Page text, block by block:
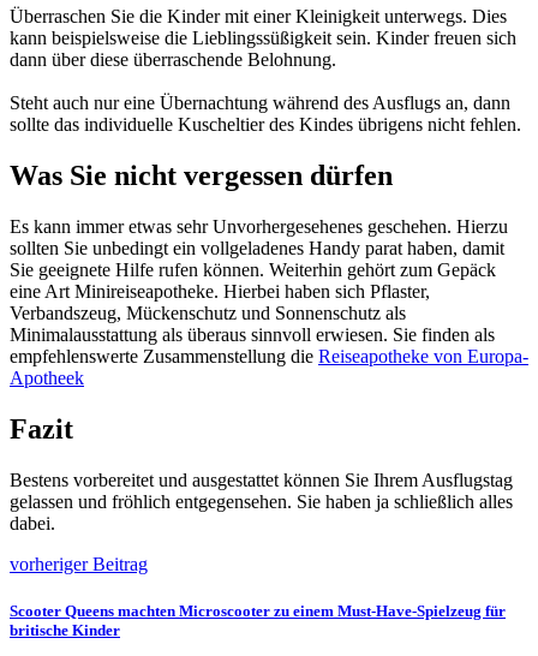
Überraschen Sie die Kinder mit einer Kleinigkeit unterwegs. Dies
kann beispielsweise die Lieblingssüßigkeit sein. Kinder freuen sich
dann über diese überraschende Belohnung.
Steht auch nur eine Übernachtung während des Ausflugs an, dann
sollte das individuelle Kuscheltier des Kindes übrigens nicht fehlen.
Was Sie nicht vergessen dürfen
Es kann immer etwas sehr Unvorhergesehenes geschehen. Hierzu
sollten Sie unbedingt ein vollgeladenes Handy parat haben, damit
Sie geeignete Hilfe rufen können. Weiterhin gehört zum Gepäck
eine Art Minireiseapotheke. Hierbei haben sich Pflaster,
Verbandszeug, Mückenschutz und Sonnenschutz als
Minimalausstattung als überaus sinnvoll erwiesen. Sie finden als
empfehlenswerte Zusammenstellung die Reiseapotheke von Europa-
Apotheek
Fazit
Bestens vorbereitet und ausgestattet können Sie Ihrem Ausflugstag
gelassen und fröhlich entgegensehen. Sie haben ja schließlich alles
dabei.
vorheriger Beitrag
Scooter Queens machten Microscooter zu einem Must-Have-Spielzeug für
britische Kinder